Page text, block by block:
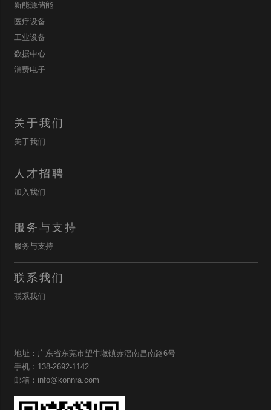
新能源储能
医疗设备
工业设备
数据中心
消费电子
关于我们
关于我们
人才招聘
加入我们
服务与支持
服务与支持
联系我们
联系我们
地址：广东省东莞市望牛墩镇赤滘南昌南路6号
手机：138-2692-1142
邮箱：info@konnra.com